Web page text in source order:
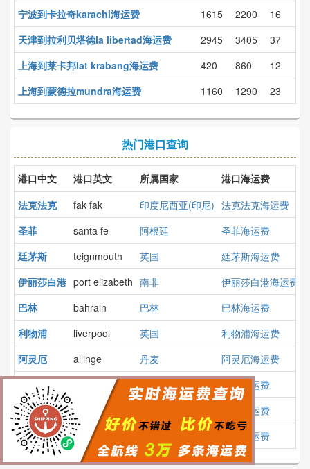
宁波到卡拉奇karachi海运费
1615 2200
16
天津到拉利贝塔德la libertad海运费
2945 3405
37
上海到莱卡邦lat krabang海运费
420 860
12
上海到蒙德拉mundra海运费
1160 1290 23
热门港口查询
港口中文 港口英文 所属国家
港口海运费
法克法克
fak fak 印度尼西亚(印尼) 法克法克海运费
圣菲
santa fe 阿根廷
圣菲海运费
廷茅斯
teignmouth 英国
廷茅斯海运费
伊丽莎白港 port elizabeth 南非
伊丽莎白港海运费
巴林
bahrain 巴林
巴林海运费
利物浦
liverpool 英国
利物浦海运费
阿灵厄
allinge 丹麦
阿灵厄海运费
刻赤
俄罗斯
刻赤海运费
普吉
phuket
普吉海运费
苏佩
supe 秘鲁 苏佩海运费